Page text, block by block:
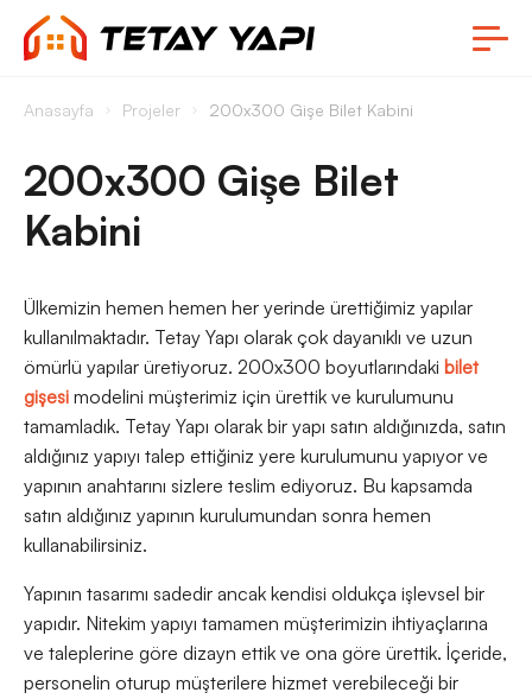
Anasayfa Projeler 200x300 Gişe Bilet Kabini
200x300 Gişe Bilet
Kabini
Ülkemizin hemen hemen her yerinde ürettiğimiz yapılar
kullanılmaktadır. Tetay Yapı olarak çok dayanıklı ve uzun
ömürlü yapılar üretiyoruz. 200x300 boyutlarındaki bilet
gişesi modelini müşterimiz için ürettik ve kurulumunu
tamamladık. Tetay Yapı olarak bir yapı satın aldığınızda, satın
aldığınız yapıyı talep ettiğiniz yere kurulumunu yapıyor ve
yapının anahtarını sizlere teslim ediyoruz. Bu kapsamda
satın aldığınız yapının kurulumundan sonra hemen
kullanabilirsiniz.
Yapının tasarımı sadedir ancak kendisi oldukça işlevsel bir
yapıdır. Nitekim yapıyı tamamen müşterimizin ihtiyaçlarına
ve taleplerine göre dizayn ettik ve ona göre ürettik. İçeride,
personelin oturup müşterilere hizmet verebileceği bir